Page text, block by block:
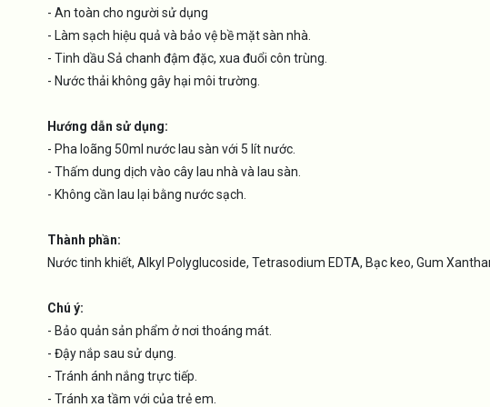
- An toàn cho người sử dụng
- Làm sạch hiệu quả và bảo vệ bề mặt sàn nhà.
- Tinh dầu Sả chanh đậm đặc, xua đuổi côn trùng.
- Nước thải không gây hại môi trường.
Hướng dẫn sử dụng:
- Pha loãng 50ml nước lau sàn với 5 lít nước.
- Thấm dung dịch vào cây lau nhà và lau sàn.
- Không cần lau lại bằng nước sạch.
Thành phần:
Nước tinh khiết, Alkyl Polyglucoside, Tetrasodium EDTA, Bạc keo, Gum
Chú ý:
- Bảo quản sản phẩm ở nơi thoáng mát.
- Đậy nắp sau sử dụng.
- Tránh ánh nắng trực tiếp.
- Tránh xa tầm với của trẻ em.